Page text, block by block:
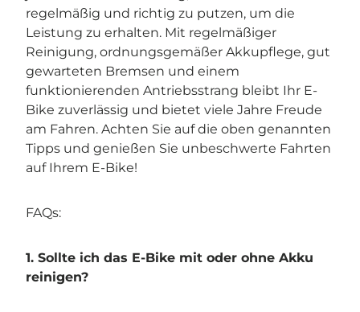
regelmäßig und richtig zu putzen, um die
Leistung zu erhalten. Mit regelmäßiger
Reinigung, ordnungsgemäßer Akkupflege, gut
gewarteten Bremsen und einem
funktionierenden Antriebsstrang bleibt Ihr E-
Bike zuverlässig und bietet viele Jahre Freude
am Fahren. Achten Sie auf die oben genannten
Tipps und genießen Sie unbeschwerte Fahrten
auf Ihrem E-Bike!
FAQs:
1. Sollte ich das E-Bike mit oder ohne Akku
reinigen?